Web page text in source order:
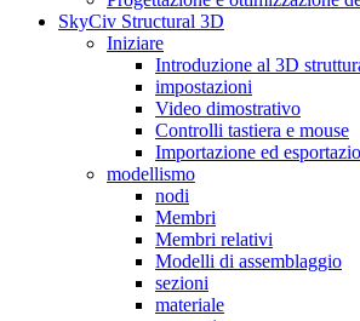
SkyCiv Structural 3D
Iniziare
Introduzione al 3D
impostazioni
Video dimostrativo
Controlli tastiera e mouse
Importazione ed
modellismo
nodi
Membri
Membri relativi
Modelli di assemblaggio
sezioni
materiale